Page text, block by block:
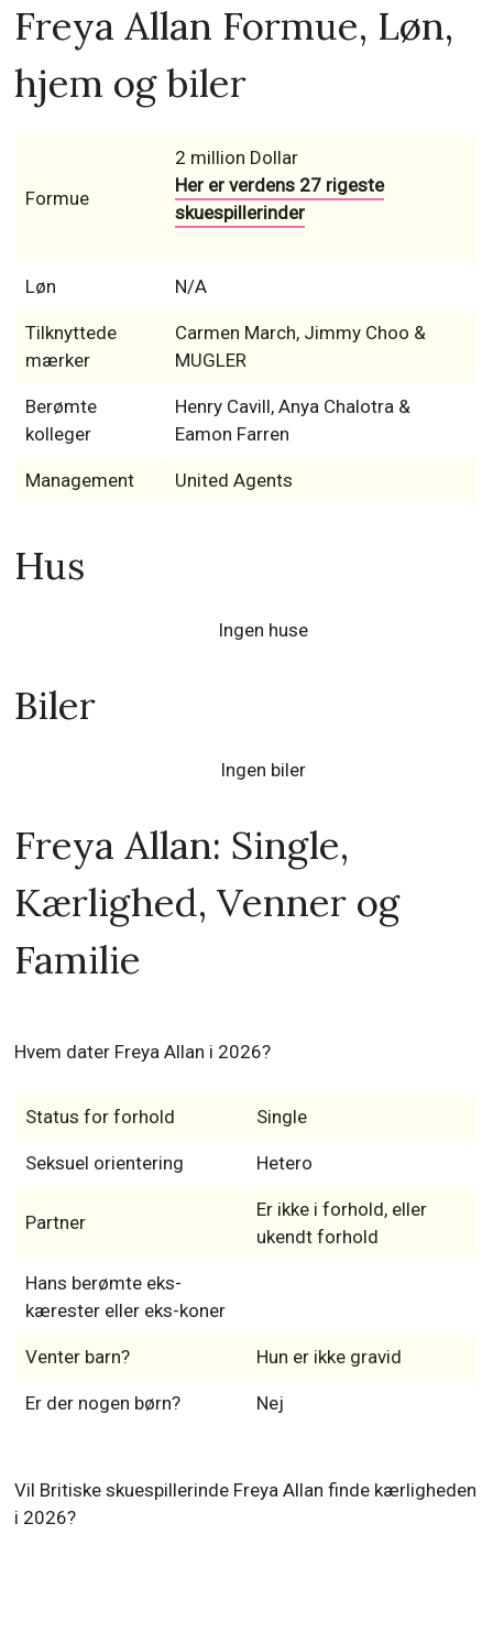
Freya Allan Formue, Løn,
hjem og biler
Formue
2 million Dollar
Her er verdens 27 rigeste
skuespillerinder
Løn N/A
Tilknyttede
mærker
Carmen March, Jimmy Choo &
MUGLER
Berømte
kolleger
Henry Cavill, Anya Chalotra &
Eamon Farren
Management United Agents
Hus
Ingen huse
Biler
Ingen biler
Freya Allan: Single,
Kærlighed, Venner og
Familie
Hvem dater Freya Allan i 2026?
Status for forhold Single
Seksuel orientering Hetero
Partner
Er ikke i forhold, eller
ukendt forhold
Hans berømte eks-
kærester eller eks-koner
Venter barn? Hun er ikke gravid
Er der nogen børn? Nej
Vil Britiske skuespillerinde Freya Allan finde kærligheden
i 2026?